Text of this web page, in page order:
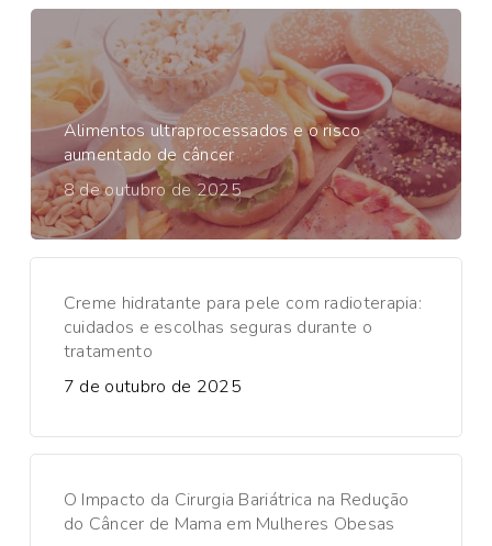
Alimentos ultraprocessados e o risco
aumentado de câncer
8 de outubro de 2025
Creme hidratante para pele com radioterapia:
cuidados e escolhas seguras durante o
tratamento
7 de outubro de 2025
O Impacto da Cirurgia Bariátrica na Redução
do Câncer de Mama em Mulheres Obesas